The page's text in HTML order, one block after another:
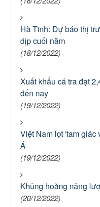
Hà Tĩnh: Dự báo thị
dịp cuối năm
(18/12/2022)
Xuất khẩu cá tra đạt
đến nay
(19/12/2022)
Việt Nam lọt 'tam
Á
(19/12/2022)
Khủng hoảng năng
(20/12/2022)